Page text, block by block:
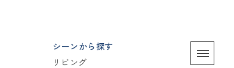
シーンから探す
リビング